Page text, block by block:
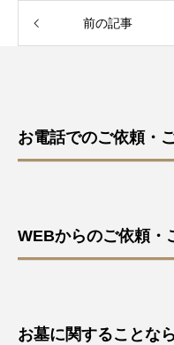
前の記事
お電話でのご依頼・
WEBからのご依頼・
お墓に関することな